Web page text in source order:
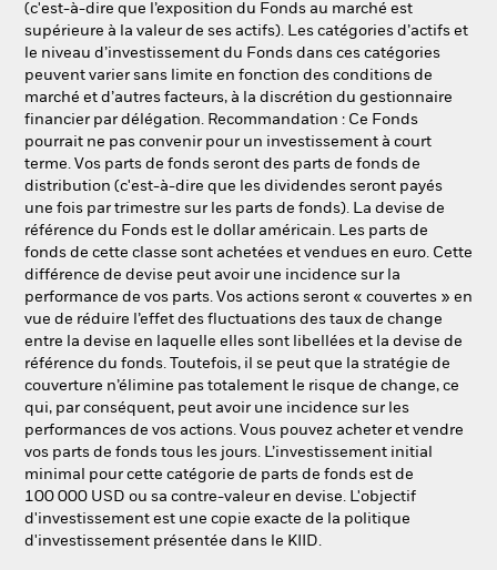
(c'est-à-dire que l’exposition du Fonds au marché est
supérieure à la valeur de ses actifs). Les catégories d’actifs et
le niveau d’investissement du Fonds dans ces catégories
peuvent varier sans limite en fonction des conditions de
marché et d’autres facteurs, à la discrétion du gestionnaire
financier par délégation. Recommandation : Ce Fonds
pourrait ne pas convenir pour un investissement à court
terme. Vos parts de fonds seront des parts de fonds de
distribution (c'est-à-dire que les dividendes seront payés
une fois par trimestre sur les parts de fonds). La devise de
référence du Fonds est le dollar américain. Les parts de
fonds de cette classe sont achetées et vendues en euro. Cette
différence de devise peut avoir une incidence sur la
performance de vos parts. Vos actions seront « couvertes » en
vue de réduire l’effet des fluctuations des taux de change
entre la devise en laquelle elles sont libellées et la devise de
référence du fonds. Toutefois, il se peut que la stratégie de
couverture n’élimine pas totalement le risque de change, ce
qui, par conséquent, peut avoir une incidence sur les
performances de vos actions. Vous pouvez acheter et vendre
vos parts de fonds tous les jours. L’investissement initial
minimal pour cette catégorie de parts de fonds est de
100 000 USD ou sa contre-valeur en devise. L'objectif
d'investissement est une copie exacte de la politique
d'investissement présentée dans le KIID.